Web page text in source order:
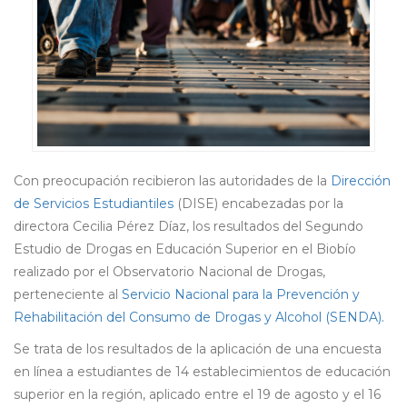
Con preocupación recibieron las autoridades de la Dirección
de Servicios Estudiantiles (DISE) encabezadas por la
directora Cecilia Pérez Díaz, los resultados del Segundo
Estudio de Drogas en Educación Superior en el Biobío
realizado por el Observatorio Nacional de Drogas,
perteneciente al Servicio Nacional para la Prevención y
Rehabilitación del Consumo de Drogas y Alcohol (SENDA).
Se trata de los resultados de la aplicación de una encuesta
en línea a estudiantes de 14 establecimientos de educación
superior en la región, aplicado entre el 19 de agosto y el 16